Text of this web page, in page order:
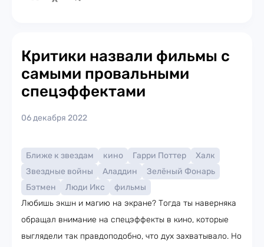
Критики назвали фильмы с
самыми провальными
спецэффектами
06 декабря 2022
Ближе к звездам кино Гарри Поттер
Халк
Звездные войны
Аладдин
Зелёный Фонарь
Бэтмен
Люди Икс
фильмы
Любишь экшн и магию на экране? Тогда ты наверняка
обращал внимание на спецэффекты в кино, которые
выглядели так правдоподобно, что дух захватывало. Но